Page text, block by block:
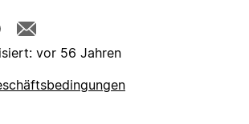
vor 56 Jahren